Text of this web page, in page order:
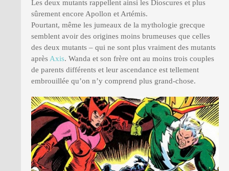
Les deux mutants rappellent ainsi les Dioscures et plus
sûrement encore Apollon et Artémis.
Pourtant, même les jumeaux de la mythologie grecque
semblent avoir des origines moins brumeuses que celles
des deux mutants – qui ne sont plus vraiment des mutants
après Axis. Wanda et son frère ont au moins trois couples
de parents différents et leur ascendance est tellement
embrouillée qu’on n’y comprend plus grand-chose.